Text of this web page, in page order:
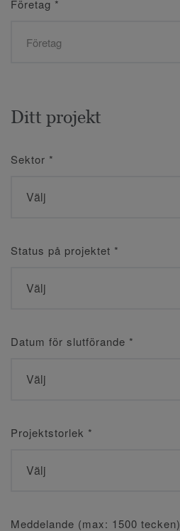
Företag *
Ditt projekt
Sektor *
Status på projektet *
Datum för slutförande *
Projektstorlek *
Meddelande (max: 1500 tecken)